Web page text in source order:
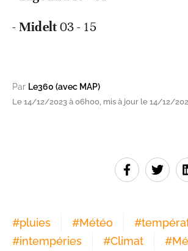
-Midelt03 - 15
Par Le360 (avec MAP)
Le 14/12/2023 à 06h00, mis à jour le 14/12/
#pluies #Météo #
#intempéries #Climat #